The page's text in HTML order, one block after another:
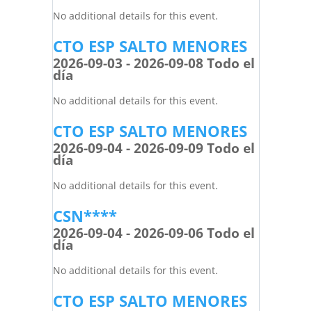
No additional details for this event.
CTO ESP SALTO MENORES
2026-09-03 - 2026-09-08 Todo el
día
No additional details for this event.
CTO ESP SALTO MENORES
2026-09-04 - 2026-09-09 Todo el
día
No additional details for this event.
CSN****
2026-09-04 - 2026-09-06 Todo el
día
No additional details for this event.
CTO ESP SALTO MENORES